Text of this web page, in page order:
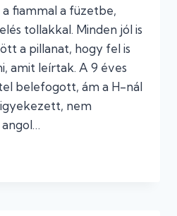
fiammal a füzetbe,
tollakkal. Minden jól is
a pillanat, hogy fel is
amit leírtak. A 9 éves
belefogott, ám a H-nál
nem